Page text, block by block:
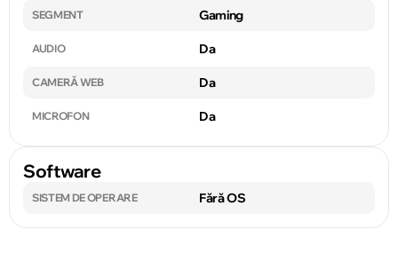
SEGMENT Gaming
AUDIO Da
CAMERĂ WEB Da
MICROFON Da
Software
SISTEM DE OPERARE Fără OS